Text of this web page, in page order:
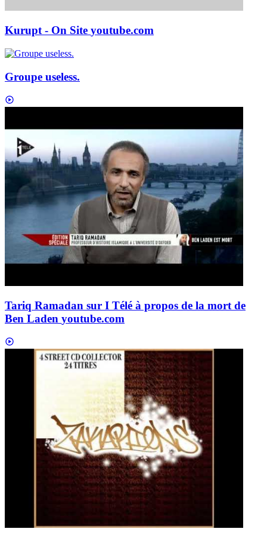
Kurupt - On Site youtube.com
Groupe useless.
Tariq Ramadan sur I Télé à propos de la mort de
Ben Laden youtube.com